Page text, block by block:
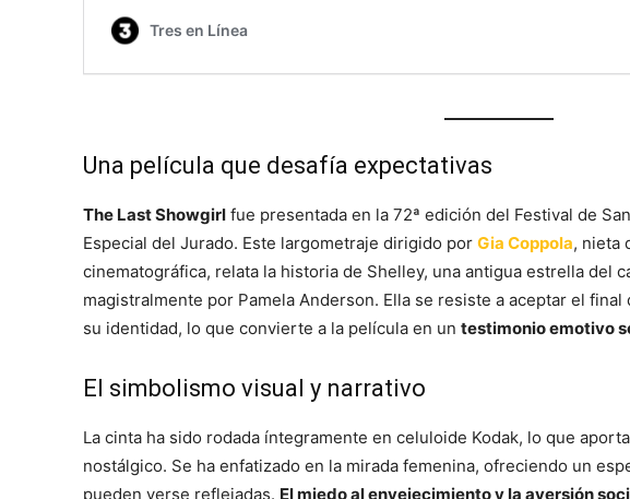
Una película que desafía expectativas
The Last Showgirl fue presentada en la 72ª edición del Festival de
Especial del Jurado. Este largometraje dirigido por Gia Coppola, nieta
cinematográfica, relata la historia de Shelley, una antigua estrella del
magistralmente por Pamela Anderson. Ella se resiste a aceptar el
su identidad, lo que convierte a la película en un testimonio emotivo
El simbolismo visual y narrativo
La cinta ha sido rodada íntegramente en celuloide Kodak, lo que
nostálgico. Se ha enfatizado en la mirada femenina, ofreciendo un
pueden verse reflejadas. El miedo al envejecimiento y la aversión